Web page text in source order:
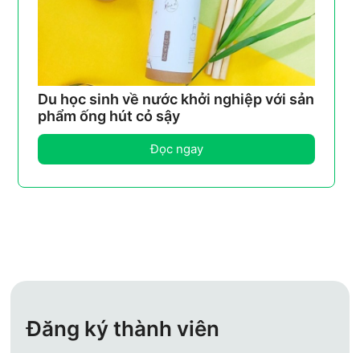
Du học sinh về nước khởi nghiệp với sản
phẩm ống hút cỏ sậy
Đọc ngay
Đăng ký thành viên